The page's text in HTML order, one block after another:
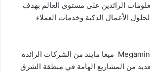
الرائدين على مستوى العالم بهدف
الأعمال الذكية وخدمات العملاء
وتعد Megamind IT Solutions ميغا مايند من الشركات الرائدة
من المشاريع الهامة في منطقة الشرق